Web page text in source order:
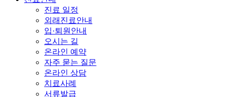
진료 일정
외래진료안내
입·퇴원안내
오시는 길
온라인 예약
자주 묻는 질문
온라인 상담
치료사례
서류발급